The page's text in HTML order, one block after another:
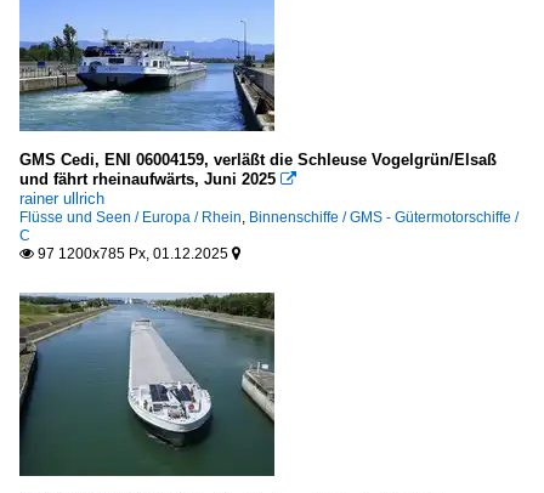
GMS Cedi, ENI 06004159, verläßt die Schleuse Vogelgrün/Elsaß
und fährt rheinaufwärts, Juni 2025 
rainer ullrich
Flüsse und Seen / Europa / Rhein Binnenschiffe / GMS - Gütermotorschiffe /
C
 97 1200x785 Px, 01.12.2025 